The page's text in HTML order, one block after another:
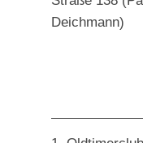
Deichmann)